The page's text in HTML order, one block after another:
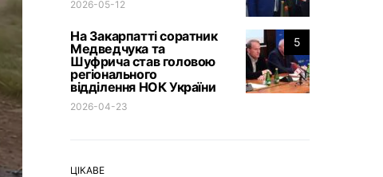
2026-05-12
5
На Закарпатті соратник
Медведчука та
Шуфрича став головою
регіонального
відділення НОК України
2026-04-23
ЦІКАВЕ